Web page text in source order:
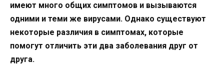
имеют много общих симптомов и вызываются
одними и теми же вирусами. Однако существуют
некоторые различия в симптомах, которые
помогут отличить эти два заболевания друг от
друга.